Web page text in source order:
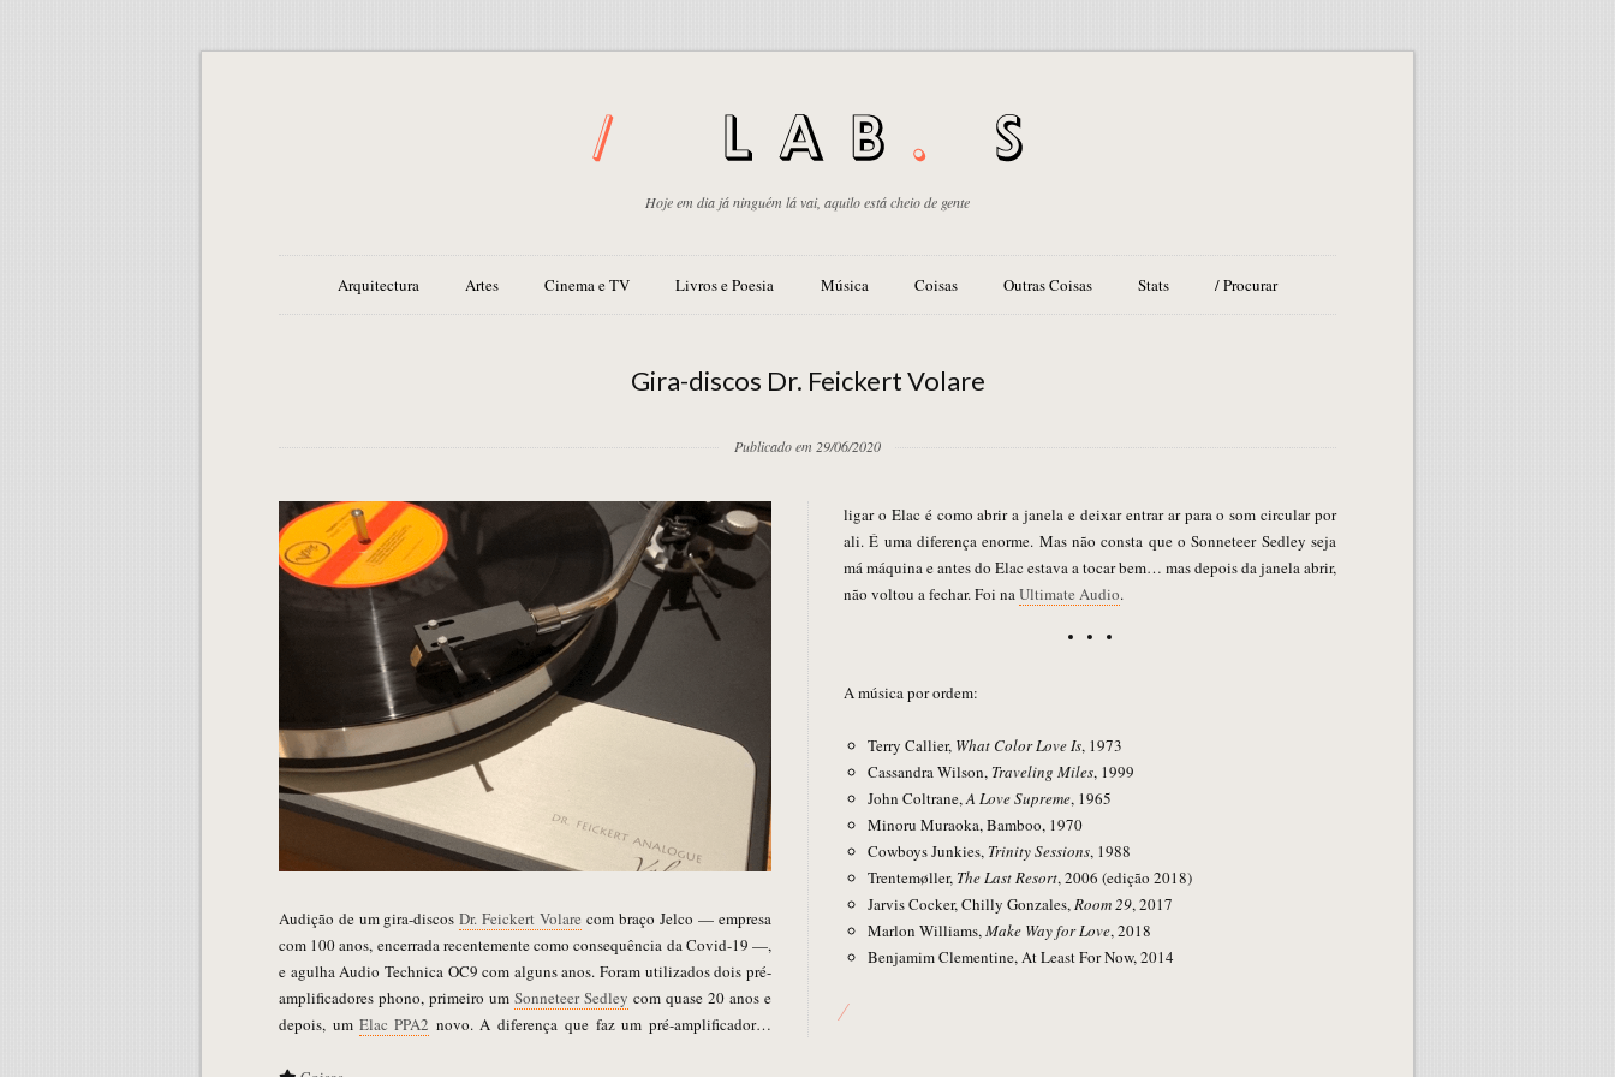
Hoje em dia já ninguém lá vai, aquilo está cheio de gente
Arquitectura Artes Cinema e TV Livros e Poesia Música Coisas Outras Coisas Stats / Procurar
Gira-discos Dr. Feickert Volare
Publicado em 29/06/2020
Audição de um gira-discos Dr. Feickert Volare com braço Jelco — empresa
com 100 anos, encerrada recentemente como consequência da Covid-19 —,
e agulha Audio Technica OC9 com alguns anos. Foram utilizados dois pré-
amplificadores phono, primeiro um Sonneteer Sedley com quase 20 anos e
depois, um Elac PPA2 novo. A diferença que faz um pré-amplificador…
ligar o Elac é como abrir a janela e deixar entrar ar para o som circular por
ali. É uma diferença enorme. Mas não consta que o Sonneteer Sedley seja
má máquina e antes do Elac estava a tocar bem… mas depois da janela abrir,
não voltou a fechar. Foi naUltimate Audio.
A música por ordem:
Terry Callier, What Color Love Is, 1973
Cassandra Wilson, Traveling Miles, 1999
John Coltrane,A Love Supreme, 1965
Minoru Muraoka, Bamboo, 1970
Cowboys Junkies, Trinity Sessions, 1988
Trentemøller, The Last Resort, 2006 (edição 2018)
Jarvis Cocker, Chilly Gonzales,Room 29, 2017
Marlon Williams,Make Way for Love, 2018
Benjamim Clementine, At Least For Now, 2014